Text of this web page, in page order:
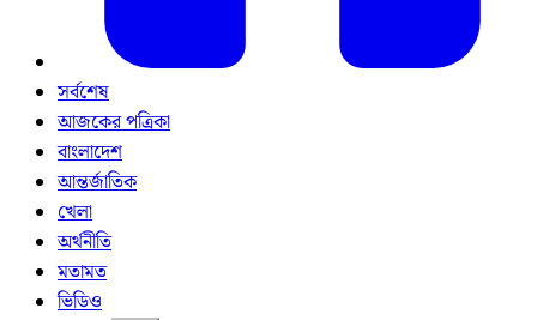
সর্বশেষ
আজকের পত্রিকা
বাংলাদেশ
আন্তর্জাতিক
খেলা
অর্থনীতি
মতামত
ভিডিও